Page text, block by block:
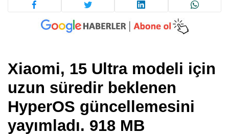
Xiaomi, 15 Ultra modeli için
uzun süredir beklenen
HyperOS güncellemesini
yayımladı. 918 MB